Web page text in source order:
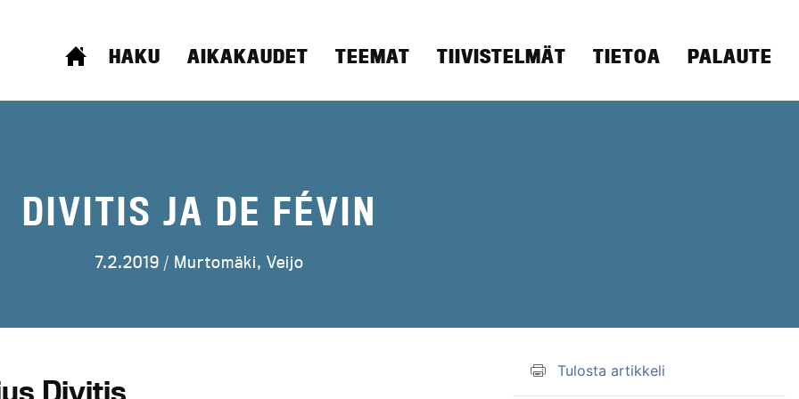
ETUSIVU
HAKU AIKAKAUDET TEEMAT TIIVISTELMÄT TIETOA PALAUTE
DIVITIS JA DE FÉVIN
7.2.2019 / Murtomäki, Veijo
Divitis
Tulosta artikkeli